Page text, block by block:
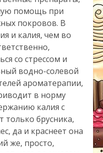
помощь при
покровов. В
и калия, чем во
со стрессом и
водно-солевой
ароматерапии,
в норму
калия с
брусника,
да и краснеет она
же, просто,